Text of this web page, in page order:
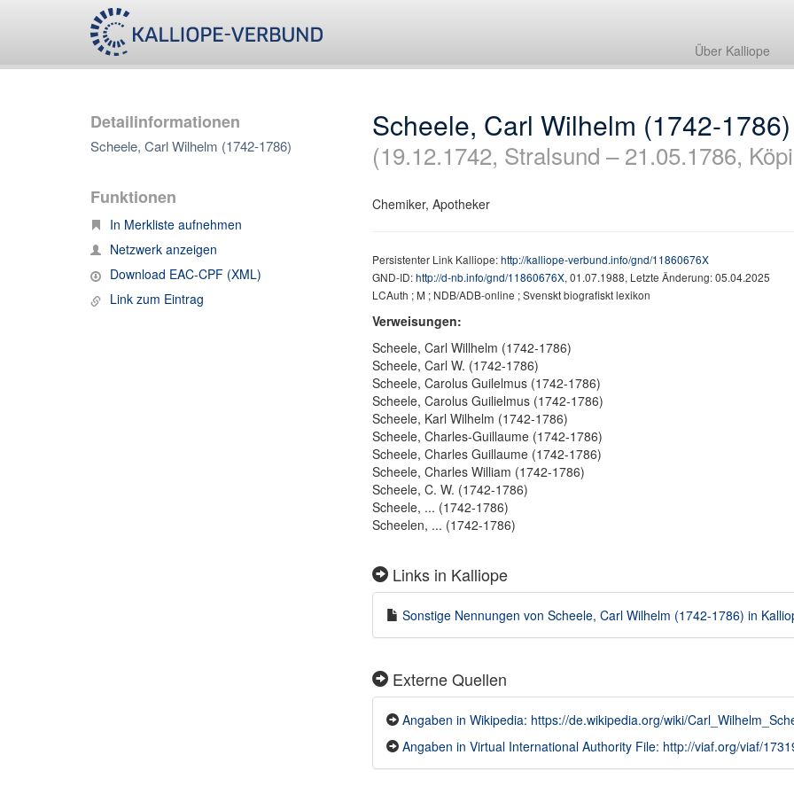
Über Kalliope
Detailinformationen
Scheele, Carl Wilhelm (1742-1786)
Funktionen
In Merkliste aufnehmen
Netzwerk anzeigen
Download EAC-CPF (XML)
Link zum Eintrag
Scheele, Carl Wilhelm (1742-1786)
(19.12.1742, Stralsund – 21.05.1786,
Chemiker, Apotheker
Persistenter Link Kalliope:http://kalliope-verbund.info/gnd/11860676X
GND-ID:http://d-nb.info/gnd/11860676X, 01.07.1988, Letzte Änderung: 05.04.2025
LCAuth ; M ; NDB/ADB-online ; Svenskt biografiskt lexikon
Verweisungen:
Scheele, Carl Willhelm (1742-1786)
Scheele, Carl W. (1742-1786)
Scheele, Carolus Guilelmus (1742-1786)
Scheele, Carolus Guilielmus (1742-1786)
Scheele, Karl Wilhelm (1742-1786)
Scheele, Charles-Guillaume (1742-1786)
Scheele, Charles Guillaume (1742-1786)
Scheele, Charles William (1742-1786)
Scheele, C. W. (1742-1786)
Scheele, ... (1742-1786)
Scheelen, ... (1742-1786)
Links in Kalliope
Sonstige Nennungen von Scheele, Carl Wilhelm (1742-1786) in
Externe Quellen
Angaben in Wikipedia: https://de.wikipedia.org/wiki/
Angaben in Virtual International Authority File: http://viaf.org/viaf/